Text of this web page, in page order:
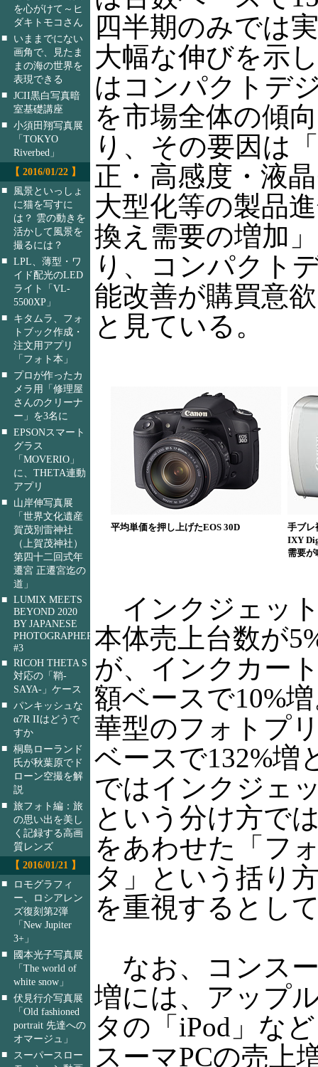
を心がけて～ヒ
ダキトモコさん
■
いままでにない
画角で、見たま
まの海の世界を
表現できる
■ JCII黒白写真暗
室基礎講座
■ 小須田翔写真展
「TOKYO
Riverbed」
【 2016/01/22 】
■
風景といっしょ
に猫を写すに
は？ 雲の動きを
活かして風景を
撮るには？
■ LPL、薄型・ワ
イド配光のLED
ライト「VL-
5500XP」
■
キタムラ、フォ
トブック作成・
注文用アプリ
「フォト本」
■
プロが作ったカ
メラ用「修理屋
さんのクリーナ
ー」を3名に
■ EPSONスマート
グラス
「MOVERIO」
に、THETA連動
アプリ
■
山岸伸写真展
「世界文化遺産
賀茂別雷神社
（上賀茂神社）
第四十二回式年
遷宮 正遷宮迄の
道」
■ LUMIX MEETS
BEYOND 2020
BY JAPANESE
PHOTOGRAPHERS
#3
■ RICOH THETA S
対応の「鞘-
SAYA-」ケース
■ パンキッシュな
α7R IIはどうで
すか
■ 桐島ローランド
氏が秋葉原でド
ローン空撮を解
説
■ 旅フォト編：旅
の思い出を美し
く記録する高画
質レンズ
【 2016/01/21 】
■
ロモグラフィ
ー、ロシアレン
ズ復刻第2弾
「New Jupiter
3+」
■
國本光子写真展
「The world of
white snow」
■ 伏見行介写真展
「Old fashioned
portrait 先達への
オマージュ」
■
スーパースロー
四半期のみでは
大幅な伸びを示
はコンパクトデ
を市場全体の傾
り、その要因は
正・高感度・液
大型化等の製品
換え需要の増加
り、コンパクト
能改善が購買意
と見ている。
平均単価を押し上げたEOS 30D
手ブレ
IXY
需要が
インクジェッ
本体売上台数が
が、インクカー
額ベースで10%
華型のフォトプ
ベースで132%増
ではインクジェ
という分け方で
をあわせた「フ
タ」という括り
を重視するとし
なお、コンス
増には、アップ
タの「iPod」な
スーマPCの売上